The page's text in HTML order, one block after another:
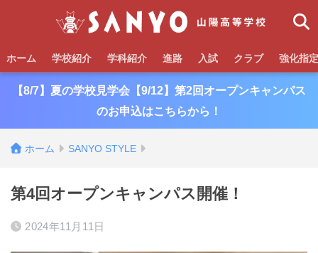
ホーム 学校紹介 学科紹介 進路 入試 クラブ 強化指
【8/7】夏の学校見学会【9/12】第2回オープンキャンパス
のお申込はこちらから！
ホーム SANYO STYLE
第4回オープンキャンパス開催！
2024年11月11日